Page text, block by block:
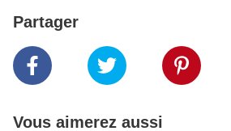
Partager
Vous aimerez aussi